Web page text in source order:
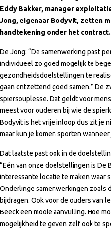
Eddy Bakker, manager
Jong, eigenaar Bodyvit, zetten
handtekening onder het contract.
De Jong: “De samenwerking past
individueel zo goed mogelijk te
gezondheidsdoelstellingen te
gaan ontzettend goed samen.” De
spiersouplesse. Dat geldt voor
meest voor ouderen bij wie de
Bodyvit is het vrije inloop dus zit je
maar kun je komen sporten
Dat laatste past ook in de
“Eén van onze doelstellingen is De
interessante locatie te maken waar
Onderlinge samenwerkingen zoals
bijdragen. Ook voor de ouders van
Beeck een mooie aanvulling. Hoe
mogelijkheid te geven zelf ook te